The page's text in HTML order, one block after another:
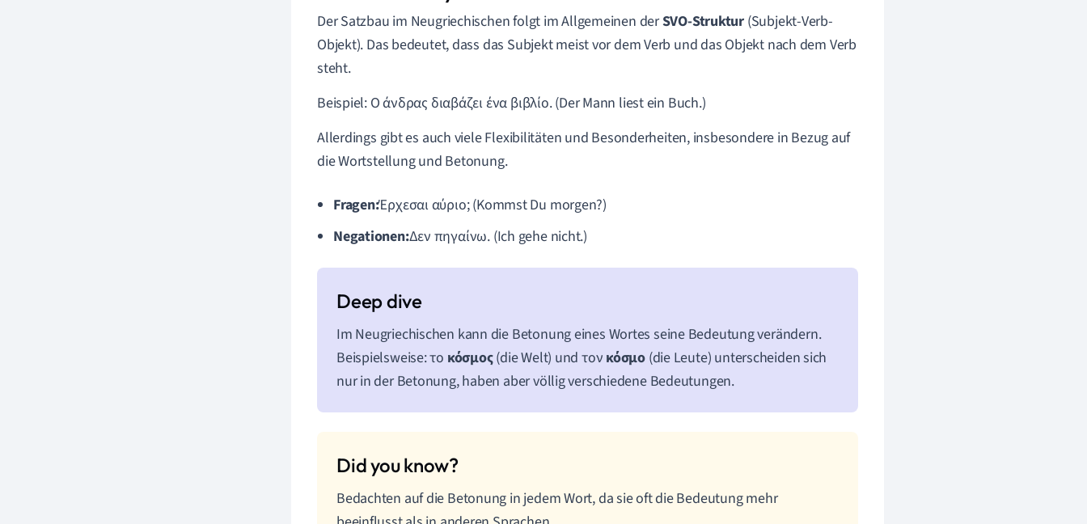
Der Satzbau im Neugriechischen folgt im Allgemeinen derSVO-Struktur (Subjekt-Verb-
Objekt). Das bedeutet, dass das Subjekt meist vor dem Verb und das Objekt nach dem Verb
steht.
Beispiel: Ο άνδρας διαβάζει ένα βιβλίο. (Der Mann liest ein Buch.)
Allerdings gibt es auch viele Flexibilitäten und Besonderheiten, insbesondere in Bezug auf
die Wortstellung und Betonung.
Fragen:Έρχεσαι αύριο; (Kommst Du morgen?)
Negationen:Δεν πηγαίνω. (Ich gehe nicht.)
Im Neugriechischen kann die Betonung eines Wortes seine Bedeutung verändern.
Beispielsweise: το κόσμος(die Welt) und τον κόσμο (die Leute) unterscheiden sich
nur in der Betonung, haben aber völlig verschiedene Bedeutungen.
Bedachten auf die Betonung in jedem Wort, da sie oft die Bedeutung mehr